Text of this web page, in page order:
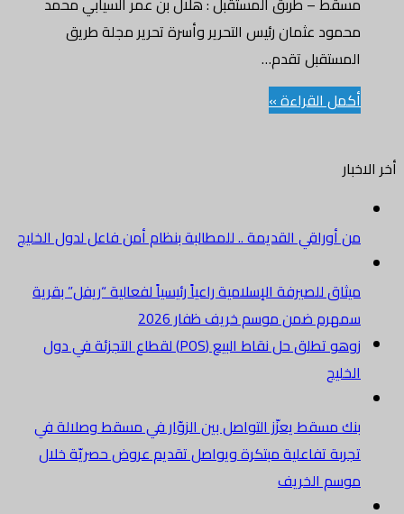
محمود عثمان رئيس التحرير وأسرة تحرير مجلة طريق
المستقبل تقدم…
أكمل القراءة »
أخر الاخبار
من أوراقي القديمة .. للمطالبة بنظام أمن فاعل لدول الخليج
ميثاق للصيرفة الإسلامية راعياً رئيسياً لفعالية “ريفل” بقرية
سمهرم ضمن موسم خريف ظفار 2026
زوهو تطلق حل نقاط البيع (POS) لقطاع التجزئة في دول
الخليج
بنك مسقط يعزّز التواصل بين الزوّار في مسقط وصلالة في
تجربة تفاعلية مبتكرة ويواصل تقديم عروض حصريّة خلال
موسم الخريف